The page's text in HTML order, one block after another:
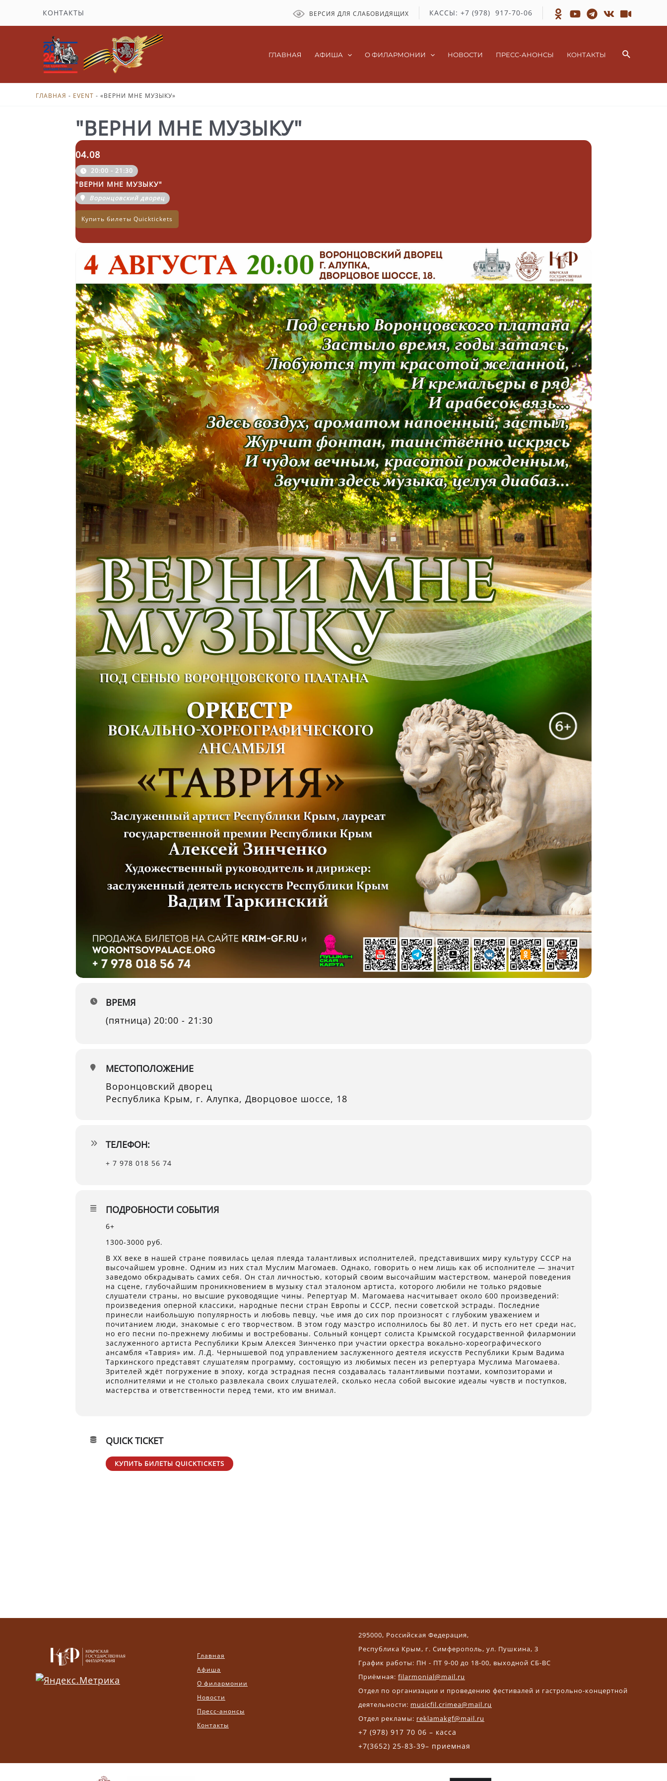
содержимому
КОНТАКТЫ ВЕРСИЯ ДЛЯ СЛАБОВИДЯЩИХ КАССЫ: +7 (978) 917-70-06
ГЛАВНАЯ АФИША О ФИЛАРМОНИИ НОВОСТИ ПРЕСС-АНОНСЫ КОНТАКТЫ Поиск
ГЛАВНАЯ - EVENT - «ВЕРНИ МНЕ МУЗЫКУ»
"ВЕРНИ МНЕ МУЗЫКУ"
04.08
20:00 - 21:30
"ВЕРНИ МНЕ МУЗЫКУ"
Воронцовский дворец
Купить билеты Quicktickets
ВРЕМЯ
(пятница) 20:00 - 21:30
МЕСТОПОЛОЖЕНИЕ
Воронцовский дворец
Республика Крым, г. Алупка, Дворцовое шоссе, 18
ТЕЛЕФОН:
+ 7 978 018 56 74
ПОДРОБНОСТИ СОБЫТИЯ
6+
1300-3000 руб.
В ХХ веке в нашей стране появилась целая плеяда талантливых исполнителей, представивших миру культуру СССР на
высочайшем уровне. Одним из них стал Муслим Магомаев. Однако, говорить о нем лишь как об исполнителе — значит
заведомо обкрадывать самих себя. Он стал личностью, который своим высочайшим мастерством, манерой поведения
на сцене, глубочайшим проникновением в музыку стал эталоном артиста, которого любили не только рядовые
слушатели страны, но высшие руководящие чины. Репертуар М. Магомаева насчитывает около 600 произведений:
произведения оперной классики, народные песни стран Европы и СССР, песни советской эстрады. Последние
принесли наибольшую популярность и любовь певцу, чье имя до сих пор произносят с глубоким уважением и
почитанием люди, знакомые с его творчеством. В этом году маэстро исполнилось бы 80 лет. И пусть его нет среди нас,
но его песни по-прежнему любимы и востребованы. Сольный концерт солиста Крымской государственной филармонии
заслуженного артиста Республики Крым Алексея Зинченко при участии оркестра вокально-хореографического
ансамбля «Таврия» им. Л.Д. Чернышевой под управлением заслуженного деятеля искусств Республики Крым Вадима
Таркинского представят слушателям программу, состоящую из любимых песен из репертуара Муслима Магомаева.
Зрителей ждёт погружение в эпоху, когда эстрадная песня создавалась талантливыми поэтами, композиторами и
исполнителями и не столько развлекала своих слушателей, сколько несла собой высокие идеалы чувств и поступков,
мастерства и ответственности перед теми, кто им внимал.
QUICK TICKET
КУПИТЬ БИЛЕТЫ QUICKTICKETS
Главная
Афиша
О филармонии
Новости
Пресс-анонсы
Контакты
295000, Российская Федерация,
Республика Крым, г. Симферополь, ул. Пушкина, 3
График работы: ПН - ПТ 9-00 до 18-00, выходной СБ-ВС
Приёмная: filarmonial@mail.ru
Отдел по организации и проведению фестивалей и гастрольно-концертной
деятельности: musicfil.crimea@mail.ru
Отдел рекламы: reklamakgf@mail.ru
+7 (978) 917 70 06 – касса
+7(3652) 25-83-39– приемная